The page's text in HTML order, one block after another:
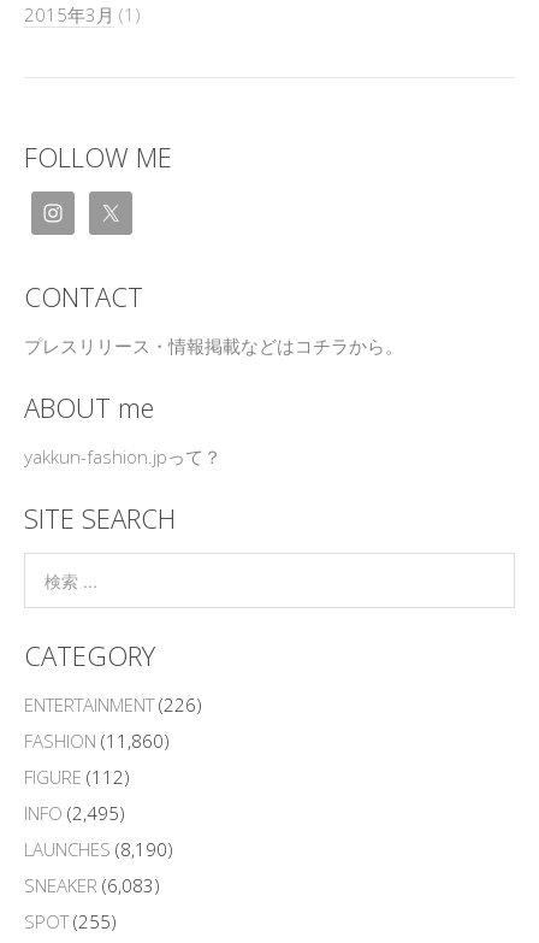
2015年3月 (1)
FOLLOW ME
CONTACT
プレスリリース・情報掲載などはコチラから。
ABOUT me
yakkun-fashion.jpって？
SITE SEARCH
CATEGORY
ENTERTAINMENT(226)
FASHION (11,860)
FIGURE (112)
INFO (2,495)
LAUNCHES (8,190)
SNEAKER (6,083)
SPOT(255)